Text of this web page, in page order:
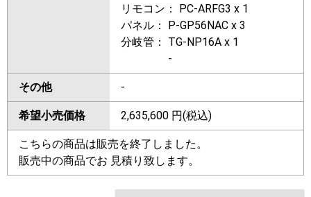
リモコン： PC-ARFG3 x 1
パネル： P-GP56NAC x 3
分岐管： TG-NP16A x 1
-
その他 -
希望小売価格 2,635,600 円(税込)
こちらの商品は販売を終了しました。
販売中の商品でお 見積り致します。